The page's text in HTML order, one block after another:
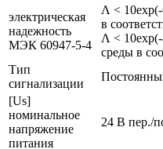
электрическая
надежность
МЭК 60947-5-4
Λ <
в
Λ <
среды в
Тип
сигнализации
[Us]
номинальное
напряжение
питания
24 В пер./